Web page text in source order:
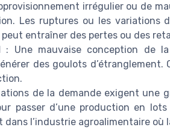
irrégulier ou de
Les ruptures ou les variations
entraîner des pertes ou des
: Une mauvaise conception de
des goulots d’étranglement.
de la demande exigent une
passer d’une production en
dans l’industrie agroalimentaire